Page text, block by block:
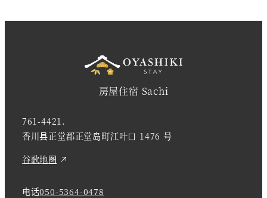
房屋住宿 Sachi
761-4421.
香川县正堂郡正堂岛町江叶口 1476 号
谷歌地图
电话050-5364-0478